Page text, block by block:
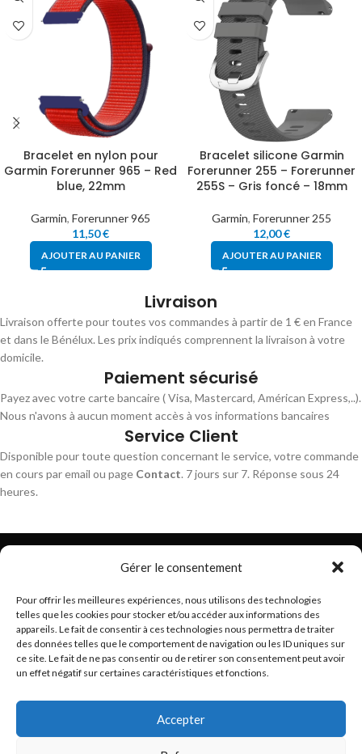
Gérer le consentement
Pour offrir les meilleures expériences, nous utilisons des technologies
telles que les cookies pour stocker et/ou accéder aux informations des
appareils. Le fait de consentir à ces technologies nous permettra de traiter
des données telles que le comportement de navigation ou les ID uniques sur
ce site. Le fait de ne pas consentir ou de retirer son consentement peut avoir
un effet négatif sur certaines caractéristiques et fonctions.
Accepter
Bracelet en nylon pour
Garmin Forerunner 965 – Red
blue, 22mm
Garmin, Forerunner 965
11,50€
AJOUTER AU PANIER
Bracelet silicone Garmin
Forerunner 255 – Forerunner
255S – Gris foncé – 18mm
Garmin, Forerunner 255
12,00€
AJOUTER AU PANIER
Livraison
Livraison offerte pour toutes vos commandes à partir de 1 € en France
et dans le Bénélux. Les prix indiqués comprennent la livraison à votre
domicile.
Paiement sécurisé
Payez avec votre carte bancaire ( Visa, Mastercard, Américan Express,..).
Nous n'avons à aucun moment accès à vos informations bancaires
Service Client
Disponible pour toute question concernant le service, votre commande
en cours par email ou page Contact. 7 jours sur 7. Réponse sous 24
heures.
Trouvez les meilleurs bracelets de montres connectés
hello@braceletsmartwatch.com
BRACELETS DE MONTRES CONNECTÉES EN EUROPE
VOUS ET BRACELETSMARTWATCH
INFORMATIONS